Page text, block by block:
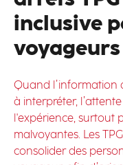
inclusive
voyageurs
Quand l’information
à interpréter,
l'expérience, surtout
malvoyantes. Les
consolider des